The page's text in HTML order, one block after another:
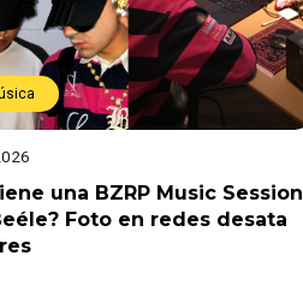
una BZRP Music Session
Foto en redes desata